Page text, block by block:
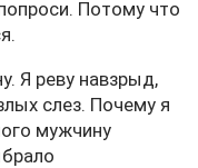
Потому что
Я реву навзрыд,
слез. Почему я
мужчину